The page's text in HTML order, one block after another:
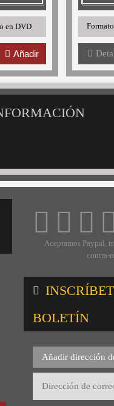
en DVD
Añadir
Formato
Aceptamos Paypal,
contra-
BOLETÍN
Añadir dirección